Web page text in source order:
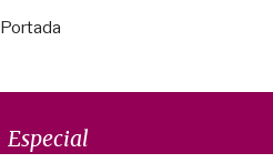
Portada
Especial